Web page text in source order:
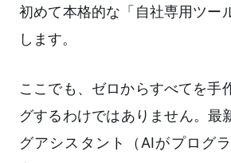
初めて本格的な「自社専用ツー
します。
ここでも、ゼロからすべてを手
グするわけではありません。最
グアシスタント（AIがプログ